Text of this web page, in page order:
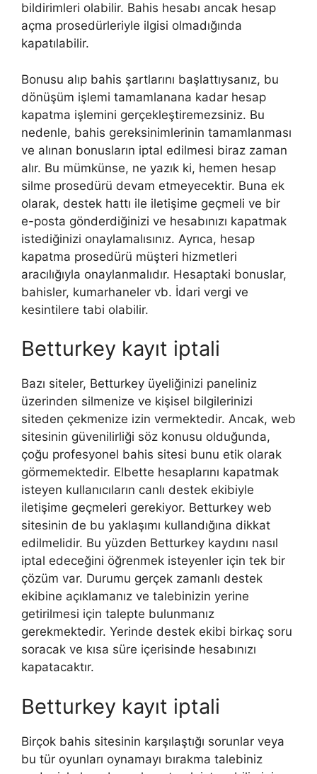
bildirimleri olabilir. Bahis hesabı ancak hesap
açma prosedürleriyle ilgisi olmadığında
kapatılabilir.
Bonusu alıp bahis şartlarını başlattıysanız, bu
dönüşüm işlemi tamamlanana kadar hesap
kapatma işlemini gerçekleştiremezsiniz. Bu
nedenle, bahis gereksinimlerinin tamamlanması
ve alınan bonusların iptal edilmesi biraz zaman
alır. Bu mümkünse, ne yazık ki, hemen hesap
silme prosedürü devam etmeyecektir. Buna ek
olarak, destek hattı ile iletişime geçmeli ve bir
e-posta gönderdiğinizi ve hesabınızı kapatmak
istediğinizi onaylamalısınız. Ayrıca, hesap
kapatma prosedürü müşteri hizmetleri
aracılığıyla onaylanmalıdır. Hesaptaki bonuslar,
bahisler, kumarhaneler vb. İdari vergi ve
kesintilere tabi olabilir.
Betturkey kayıt iptali
Bazı siteler, Betturkey üyeliğinizi paneliniz
üzerinden silmenize ve kişisel bilgilerinizi
siteden çekmenize izin vermektedir. Ancak, web
sitesinin güvenilirliği söz konusu olduğunda,
çoğu profesyonel bahis sitesi bunu etik olarak
görmemektedir. Elbette hesaplarını kapatmak
isteyen kullanıcıların canlı destek ekibiyle
iletişime geçmeleri gerekiyor. Betturkey web
sitesinin de bu yaklaşımı kullandığına dikkat
edilmelidir. Bu yüzden Betturkey kaydını nasıl
iptal edeceğini öğrenmek isteyenler için tek bir
çözüm var. Durumu gerçek zamanlı destek
ekibine açıklamanız ve talebinizin yerine
getirilmesi için talepte bulunmanız
gerekmektedir. Yerinde destek ekibi birkaç soru
soracak ve kısa süre içerisinde hesabınızı
kapatacaktır.
Betturkey kayıt iptali
Birçok bahis sitesinin karşılaştığı sorunlar veya
bu tür oyunları oynamayı bırakma talebiniz